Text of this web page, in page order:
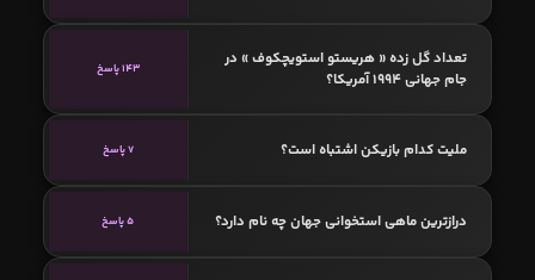
تعداد گل زده « هریستو استویچکوف » در
جام جهانی 1994 آمریکا؟
143 پاسخ
ملیت کدام بازیکن اشتباه است؟ 7 پاسخ
درازترین ماهی استخوانی جهان چه نام دارد؟ 5 پاسخ